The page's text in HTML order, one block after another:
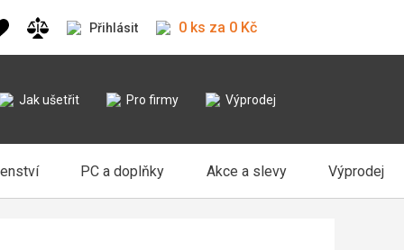
Přihlásit 0 ks za 0 Kč
Jak ušetřit Pro firmy Výprodej
PC a doplňky Akce a slevy Výprodej